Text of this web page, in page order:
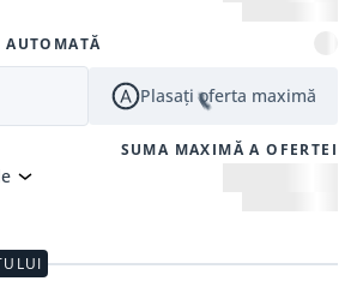
Plasați oferta maximă
SUMA MAXIMĂ A OFERTEI